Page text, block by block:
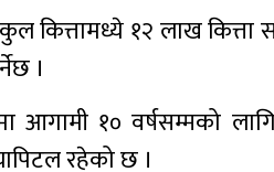
कित्तामध्ये १२ लाख कित्ता
।
आगामी १० वर्षसम्मको
रहेको छ ।